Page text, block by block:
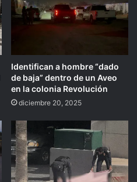
Identifican a hombre “dado
de baja” dentro de un Aveo
en la colonia Revolución
diciembre 20, 2025